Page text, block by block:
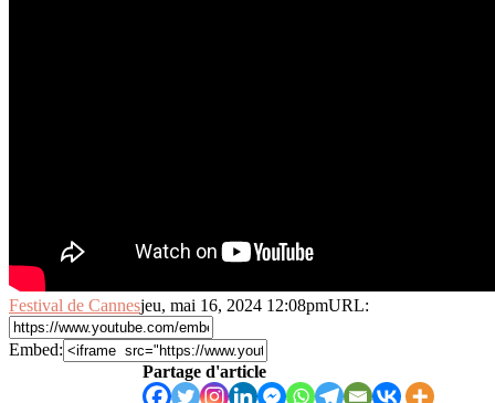
Festival de Cannesjeu, mai 16, 2024 12:08pmURL:
Embed:
Partage d'article